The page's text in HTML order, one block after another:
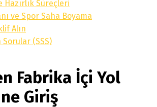
Hazırlık Süreçleri
ve Spor Saha Boyama
Alın
Sorular (SSS)
Fabrika İçi Yol
Giriş